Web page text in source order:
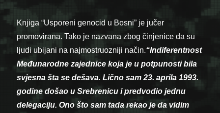
Knjiga “Usporeni genocid u Bosni” je jučer
promovirana. Tako je nazvana zbog činjenice da su
ljudi ubijani na najmostruozniji način.“Indiferentnost
Međunarodne zajednice koja je u potpunosti bila
svjesna šta se dešava. Lično sam 23. aprila 1993.
godine došao u Srebrenicu i predvodio jednu
delegaciju. Ono što sam tada rekao je da vidim